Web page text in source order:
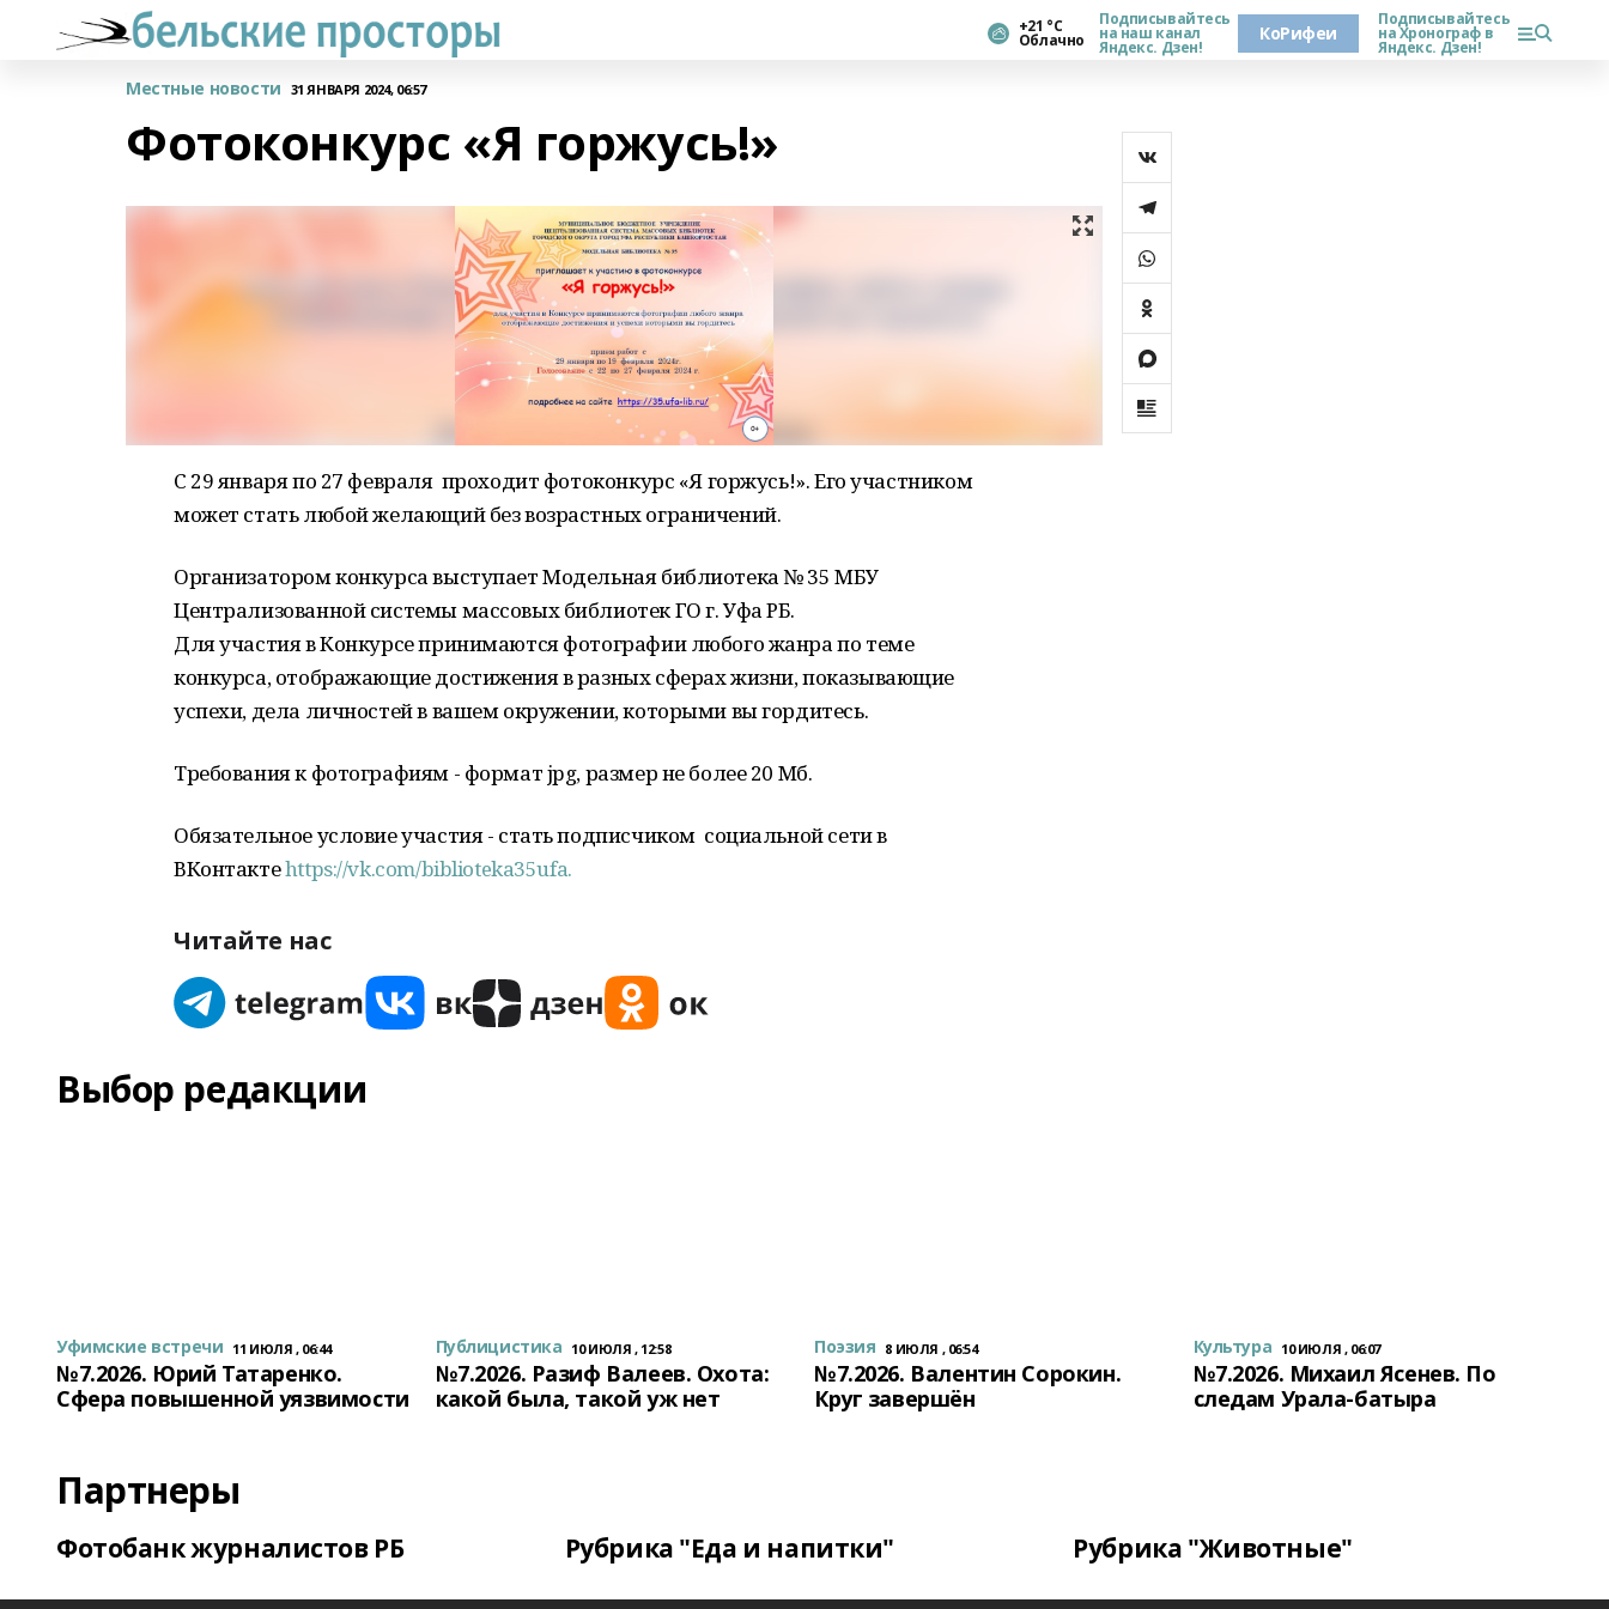
+21 °С
Облачно
Подписывайтесь
на наш канал
Яндекс. Дзен!
КоРифеи
Подписывайтесь
на Хронограф в
Яндекс. Дзен!
Местные новости 31 ЯНВАРЯ 2024, 06:57
Фотоконкурс «Я горжусь!»
С 29 января по 27 февраля проходит фотоконкурс «Я горжусь!». Его участником
может стать любой желающий без возрастных ограничений.
Организатором конкурса выступает Модельная библиотека № 35 МБУ
Централизованной системы массовых библиотек ГО г. Уфа РБ.
Для участия в Конкурсе принимаются фотографии любого жанра по теме
конкурса, отображающие достижения в разных сферах жизни, показывающие
успехи, дела личностей в вашем окружении, которыми вы гордитесь.
Требования к фотографиям - формат jpg, размер не более 20 Мб.
Обязательное условие участия - стать подписчиком социальной сети в
ВКонтактеhttps://vk.com/biblioteka35ufa.
Читайте нас
Выбор редакции
Уфимские встречи 11 ИЮЛЯ , 06:44
№7.2026. Юрий Татаренко.
Сфера повышенной уязвимости
Публицистика 10 ИЮЛЯ , 12:58
№7.2026. Разиф Валеев. Охота:
какой была, такой уж нет
Поэзия 8 ИЮЛЯ , 06:54
№7.2026. Валентин Сорокин.
Круг завершён
Культура 10 ИЮЛЯ , 06:07
№7.2026. Михаил Ясенев. По
следам Урала-батыра
Партнеры
Фотобанк журналистов РБ Рубрика "Еда и напитки" Рубрика "Животные"